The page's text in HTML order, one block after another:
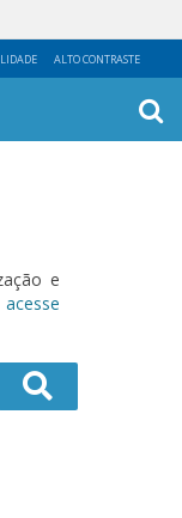
ALTO CONTRASTE
e
acesse